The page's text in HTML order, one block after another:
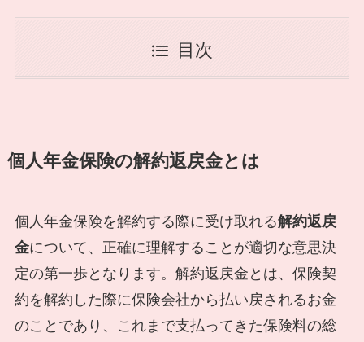
目次
個人年金保険の解約返戻金とは
個人年金保険を解約する際に受け取れる解約返戻
金について、正確に理解することが適切な意思決
定の第一歩となります。解約返戻金とは、保険契
約を解約した際に保険会社から払い戻されるお金
のことであり、これまで支払ってきた保険料の総